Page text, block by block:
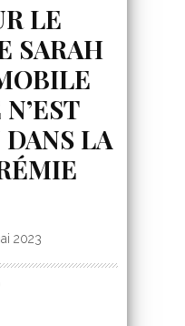
LE
SARAH
DANS LA
2023